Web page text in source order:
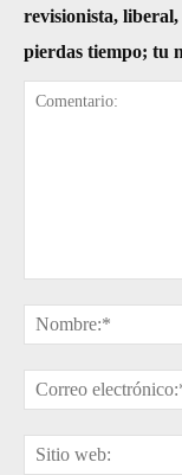
revisionista,
pierdas tiempo; tu